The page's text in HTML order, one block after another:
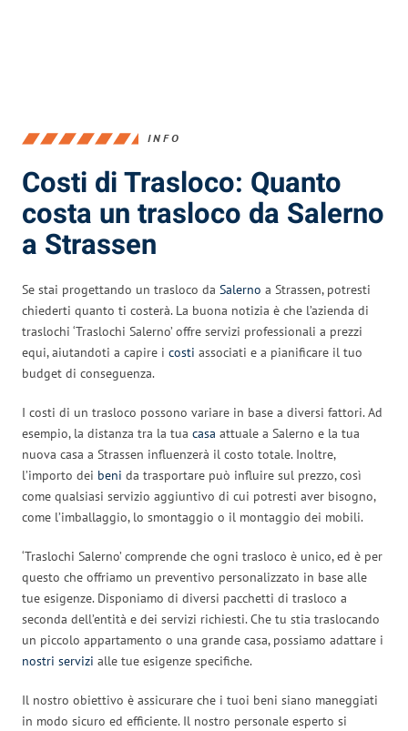
INFO
Costi di Trasloco: Quanto
costa un trasloco da Salerno
a Strassen
Se stai progettando un trasloco da Salerno a Strassen, potresti
chiederti quanto ti costerà. La buona notizia è che l’azienda di
traslochi ‘Traslochi Salerno’ offre servizi professionali a prezzi
equi, aiutandoti a capire i costi associati e a pianificare il tuo
budget di conseguenza.
I costi di un trasloco possono variare in base a diversi fattori. Ad
esempio, la distanza tra la tua casa attuale a Salerno e la tua
nuova casa a Strassen influenzerà il costo totale. Inoltre,
l’importo dei beni da trasportare può influire sul prezzo, così
come qualsiasi servizio aggiuntivo di cui potresti aver bisogno,
come l’imballaggio, lo smontaggio o il montaggio dei mobili.
‘Traslochi Salerno’ comprende che ogni trasloco è unico, ed è per
questo che offriamo un preventivo personalizzato in base alle
tue esigenze. Disponiamo di diversi pacchetti di trasloco a
seconda dell’entità e dei servizi richiesti. Che tu stia traslocando
un piccolo appartamento o una grande casa, possiamo adattare i
nostri servizi alle tue esigenze specifiche.
Il nostro obiettivo è assicurare che i tuoi beni siano maneggiati
in modo sicuro ed efficiente. Il nostro personale esperto si